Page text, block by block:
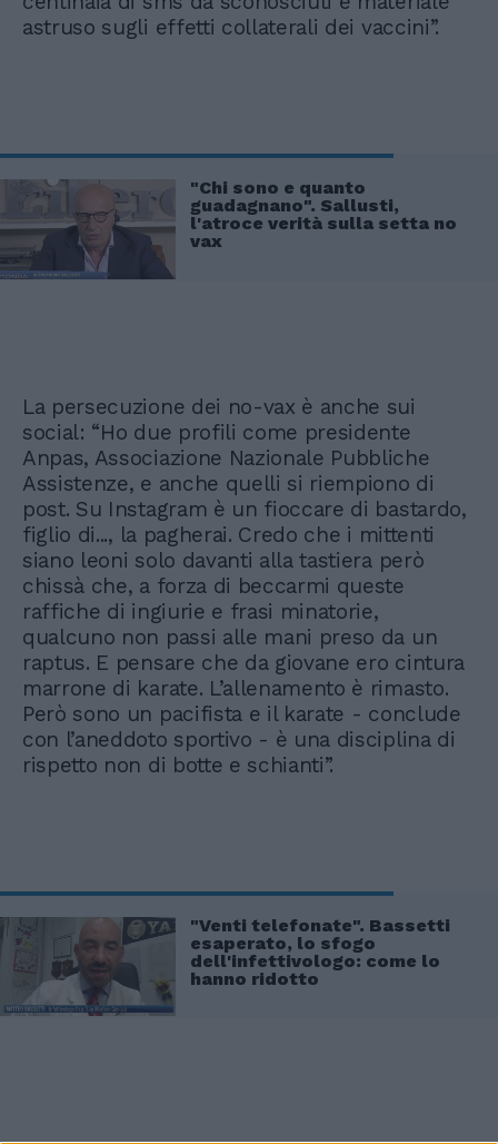
astruso sugli effetti collaterali dei vaccini”.
"Chi sono e quanto
guadagnano". Sallusti,
l'atroce verità sulla setta no
vax
La persecuzione dei no-vax è anche sui
social: “Ho due profili come presidente
Anpas, Associazione Nazionale Pubbliche
Assistenze, e anche quelli si riempiono di
post. Su Instagram è un fioccare di bastardo,
figlio di..., la pagherai. Credo che i mittenti
siano leoni solo davanti alla tastiera però
chissà che, a forza di beccarmi queste
raffiche di ingiurie e frasi minatorie,
qualcuno non passi alle mani preso da un
raptus. E pensare che da giovane ero cintura
marrone di karate. L’allenamento è rimasto.
Però sono un pacifista e il karate - conclude
con l’aneddoto sportivo - è una disciplina di
rispetto non di botte e schianti”.
"Venti telefonate". Bassetti
esaperato, lo sfogo
dell'infettivologo: come lo
hanno ridotto